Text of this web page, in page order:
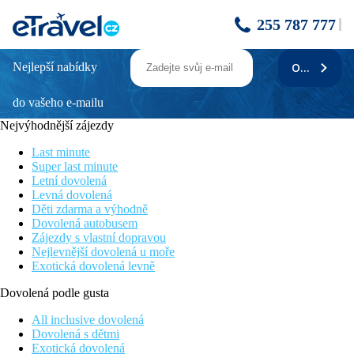
255 787 777
M SOCIAL HOTEL PHUKET
Poloha
• přibližně 650 m od pláže
• doba jízdy z letiště přibližně 45 min.
Pláž
• přibližně 650 m od pláže Patong Beach
Bezbariérový přístup
• Hotel není vhodný pro osoby se zdravotním postižením
Hotel
• recepce
• výtah
Nejlepší nabídky
do vašeho e-mailu
ODEBÍRAT
Nejvýhodnější zájezdy
Last minute
Super last minute
Letní dovolená
Levná dovolená
Děti zdarma a výhodně
Dovolená autobusem
Zájezdy s vlastní dopravou
Nejlevnější dovolená u moře
Exotická dovolená levně
Dovolená podle gusta
All inclusive dovolená
Dovolená s dětmi
Exotická dovolená